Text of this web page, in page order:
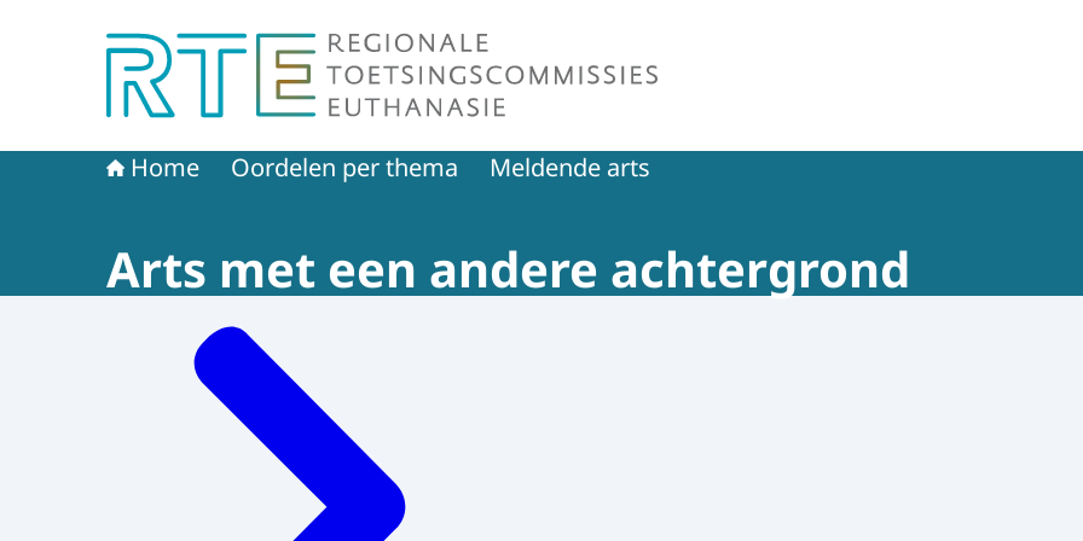
Home Oordelen per thema Meldende arts
Arts met een andere achtergrond